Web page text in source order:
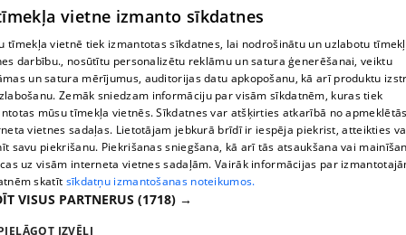
Добавление
комментариев
TВ-программа
Условия договора
360 Ziņu kontakti
Helio Media
Служба помощи портала: э-почта -
vietne izmanto sīkdatnes
tīmekļa vietnē tiek izmantotas sīkdatnes, lai nodrošinātu un uzlabotu
darbību., nosūtītu personalizētu reklāmu un satura ģenerēšanai, veiktu
un satura mērījumus, auditorijas datu apkopošanu, kā arī produktu
Zemāk sniedzam informāciju par visām sīkdatnēm, kuras tiek
mūsu tīmekļa vietnēs. Sīkdatnes var atšķirties atkarībā no
vietnes sadaļas. Lietotājam jebkurā brīdī ir iespēja piekrist, atteikties
savu piekrišanu. Piekrišanas sniegšana, kā arī tās atsaukšana vai
uz visām interneta vietnes sadaļām. Vairāk informācijas par
skatīt sīkdatņu izmantošanas noteikumos.
VISUS PARTNERUS (1718) →
IZVĒLI